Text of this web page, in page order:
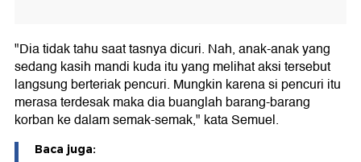
"Dia tidak tahu saat tasnya dicuri. Nah, anak-anak yang
sedang kasih mandi kuda itu yang melihat aksi tersebut
langsung berteriak pencuri. Mungkin karena si pencuri itu
merasa terdesak maka dia buanglah barang-barang
korban ke dalam semak-semak," kata Semuel.
Baca juga: